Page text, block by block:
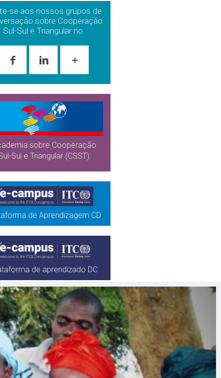
se aos nossos grupos de
sobre Cooperação
Sul-Sul e Triangular no:
sobre Cooperação
Sul e Triangular (CSST)
de Aprendizagem CD
de aprendizado DC